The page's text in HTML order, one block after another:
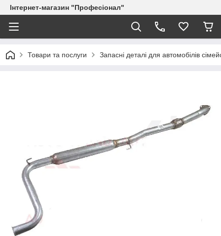
Інтернет-магазин "Професіонал"
Товари та послуги Запасні деталі для автомобілів